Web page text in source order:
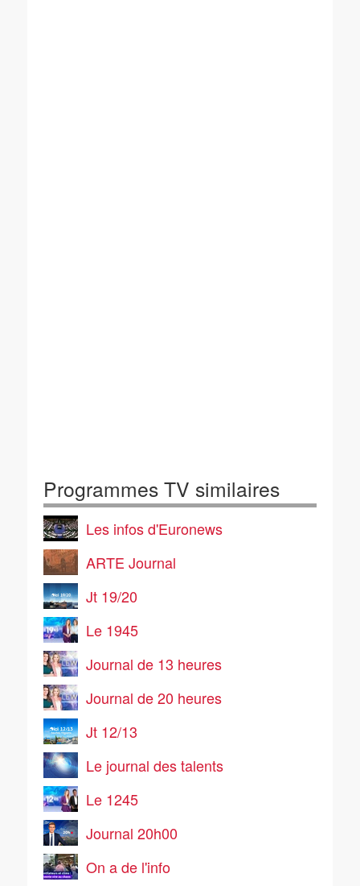
Programmes TV similaires
Les infos d'Euronews
ARTE Journal
Jt 19/20
Le 1945
Journal de 13 heures
Journal de 20 heures
Jt 12/13
Le journal des talents
Le 1245
Journal 20h00
On a de l'info